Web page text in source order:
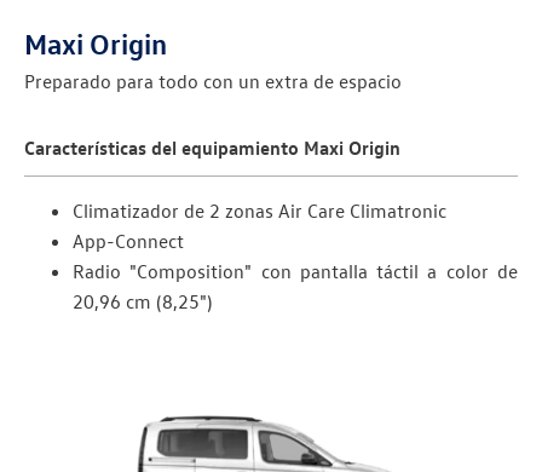
Maxi Origin
Preparado para todo con un extra de espacio
Características del equipamiento Maxi Origin
Climatizador de 2 zonas Air Care Climatronic
App-Connect
Radio "Composition" con pantalla táctil a color de
20,96 cm (8,25")